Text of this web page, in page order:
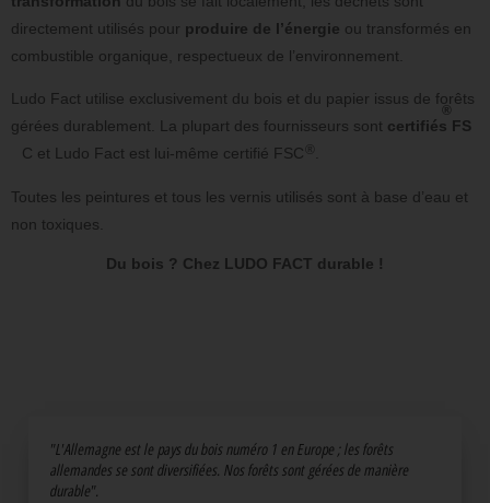
directement utilisés pour produire de l’énergie ou transformés en
combustible organique, respectueux de l’environnement.
Ludo Fact utilise exclusivement du bois et du papier issus de forêts
gérées durablement. La plupart des fournisseurs sont certifiés FS
C et Ludo Fact est lui-même certifié FSC
Toutes les peintures et tous les vernis utilisés sont à base d’eau et
non toxiques.
Du bois ? Chez LUDO FACT durable !
"L'Allemagne est le pays du bois numéro 1 en Europe ; les forêts
allemandes se sont diversifiées. Nos forêts sont gérées de manière
durable".